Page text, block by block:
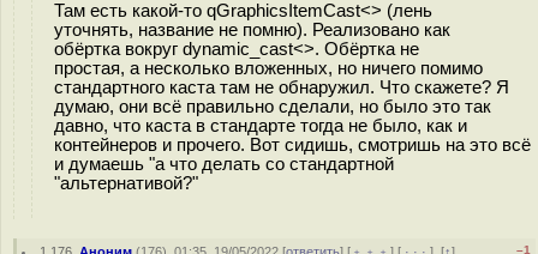
Там есть какой-то qGraphicsItemCast<> (лень
уточнять, название не помню). Реализовано как
обёртка вокруг dynamic_cast<>. Обёртка не
простая, а несколько вложенных, но ничего помимо
стандартного каста там не обнаружил. Что скажете? Я
думаю, они всё правильно сделали, но было это так
давно, что каста в стандарте тогда не было, как и
контейнеров и прочего. Вот сидишь, смотришь на это всё
и думаешь "а что делать со стандартной
"альтернативой?"
–1